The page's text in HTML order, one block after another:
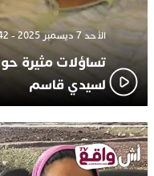
الأحد 7 ديسمبر 2025 - 21:42
تساؤلات مثيرة
لسيدي قاسم